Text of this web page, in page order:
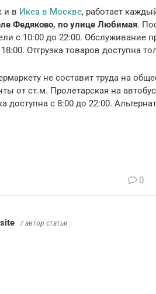
и в Икеа в Москве, работает
Федяково, по улице Любимая.
с 10:00 до 22:00. Обслуживание
Отгрузка товаров доступна
не составит труда на
от ст.м. Пролетарская на
доступна с 8:00 до 22:00.
0
/ автор статьи